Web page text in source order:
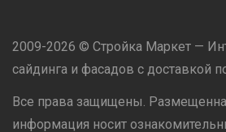
2009-2026 © Стройка Маркет —
сайдинга и фасадов с доставкой
Все права защищены.
информация носит